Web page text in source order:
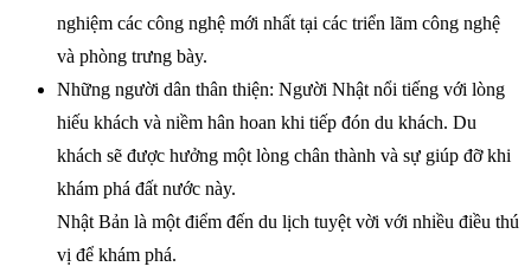
nghiệm các công nghệ mới nhất tại các triển lãm công nghệ
và phòng trưng bày.
Những người dân thân thiện: Người Nhật nổi tiếng với lòng
hiếu khách và niềm hân hoan khi tiếp đón du khách. Du
khách sẽ được hưởng một lòng chân thành và sự giúp đỡ khi
khám phá đất nước này.
Nhật Bản là một điểm đến du lịch tuyệt vời với nhiều điều thú
vị để khám phá.